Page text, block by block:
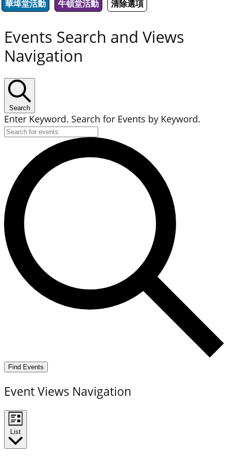
華埠堂活動 牛頓堂活動 清除選項
Events Search and Views
Navigation
Search
Enter Keyword. Search for Events by Keyword.
Find Events
Event Views Navigation
List